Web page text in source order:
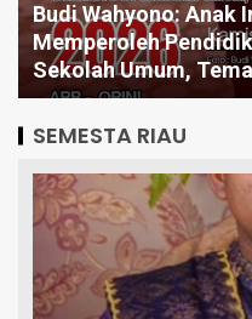
Budi Wahyono: Anak
Memperoleh
Sekolah Umum,
SEMESTA RIAU